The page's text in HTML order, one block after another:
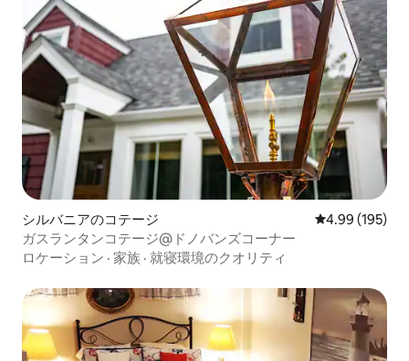
シルバニアのコテージ レビュー195
4.99 (195)
ガスランタンコテージ@ドノバンズコーナー
ロケーション · 家族 · 就寝環境のクオリティ